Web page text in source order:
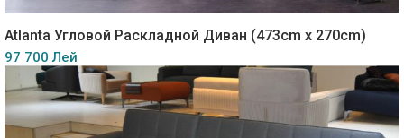
Atlanta Угловой Раскладной Диван (473cm x 270cm)
97 700 Лей